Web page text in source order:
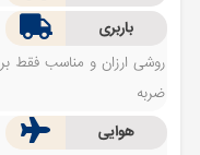
باربری
روشی ارزان و مناسب فقط
ضربه
هوایی